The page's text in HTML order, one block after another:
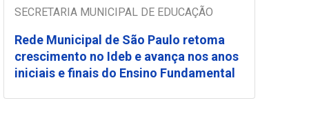
SECRETARIA MUNICIPAL DE EDUCAÇÃO
Rede Municipal de São Paulo retoma
crescimento no Ideb e avança nos anos
iniciais e finais do Ensino Fundamental